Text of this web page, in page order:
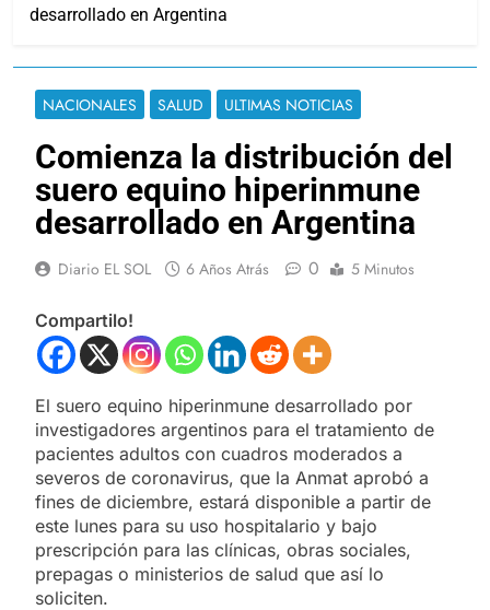
desarrollado en Argentina
NACIONALES SALUD ULTIMAS NOTICIAS
Comienza la distribución del
suero equino hiperinmune
desarrollado en Argentina
Diario EL SOL 6 Años Atrás 0 5 Minutos
Compartilo!
El suero equino hiperinmune desarrollado por
investigadores argentinos para el tratamiento de
pacientes adultos con cuadros moderados a
severos de coronavirus, que la Anmat aprobó a
fines de diciembre, estará disponible a partir de
este lunes para su uso hospitalario y bajo
prescripción para las clínicas, obras sociales,
prepagas o ministerios de salud que así lo
soliciten.